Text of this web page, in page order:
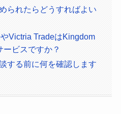
られたらどうすればよい
Victria TradeはKingdom
ービスですか？
する前に何を確認します